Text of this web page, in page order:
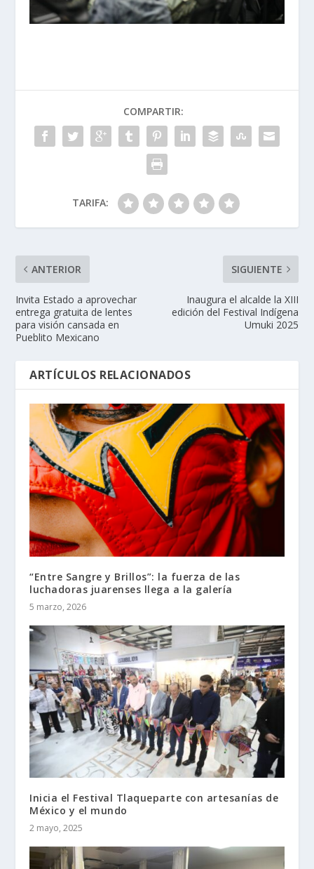
COMPARTIR:
TARIFA:
ANTERIOR
Invita Estado a aprovechar
entrega gratuita de lentes
para visión cansada en
Pueblito Mexicano
SIGUIENTE
Inaugura el alcalde la XIII
edición del Festival Indígena
Umuki 2025
ARTÍCULOS RELACIONADOS
“Entre Sangre y Brillos”: la fuerza de las
luchadoras juarenses llega a la galería
5 marzo, 2026
Inicia el Festival Tlaqueparte con artesanías de
México y el mundo
2 mayo, 2025